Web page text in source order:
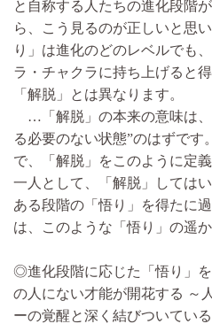
と自称する人たちの進化段階
ら、こう見るのが正しいと思
り」は進化のどのレベルでも
ラ・チャクラに持ち上げると
「解脱」とは異なります。
…「解脱」の本来の意味は、
る必要のない状態”のはずです
で、「解脱」をこのように定
一人として、「解脱」しては
ある段階の「悟り」を得たに
は、このような「悟り」の遥
◎進化段階に応じた「悟り」
の人にない才能が開花する ～
ーの覚醒と深く結びついてい